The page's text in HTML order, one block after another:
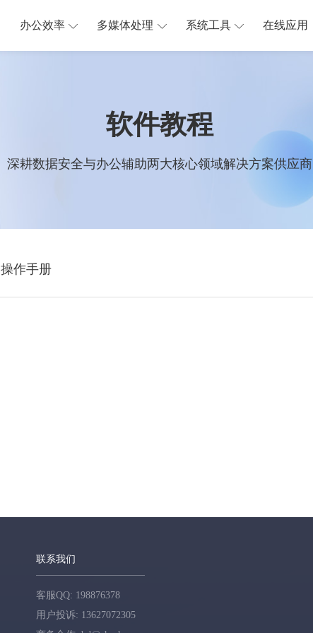
办公效率 多媒体处理 系统工具 在线应用
软件教程
深耕数据安全与办公辅助两大核心领域解决方案供应商
操作手册
联系我们
客服QQ: 198876378
用户投诉: 13627072305